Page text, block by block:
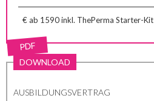
€ ab 1590 inkl. ThePerma Starter-Kit
PDF
DOWNLOAD
AUSBILDUNGSVERTRAG